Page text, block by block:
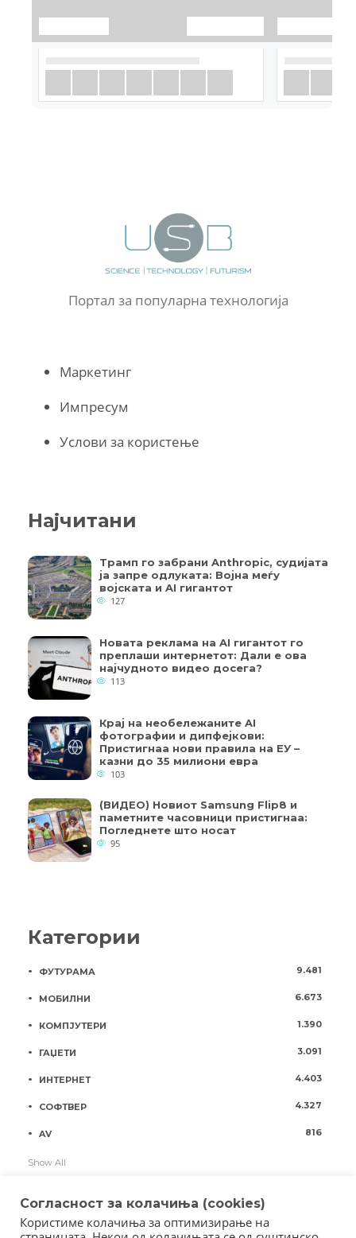
Портал за популарна технологија
Маркетинг
Импресум
Услови за користење
Најчитани
Трамп го забрани Anthropic, судијата
ја запре одлуката: Војна меѓу
војската и AI гигантот
127
Новата реклама на AI гигантот го
преплаши интернетот: Дали е ова
најчудното видео досега?
113
Крај на необележаните AI
фотографии и дипфејкови:
Пристигнаа нови правила на ЕУ –
казни до 35 милиони евра
103
(ВИДЕО) Новиот Samsung Flip8 и
паметните часовници пристигнаа:
Погледнете што носат
95
Категории
ФУТУРАМА 9.481
МОБИЛНИ 6.673
КОМПЈУТЕРИ 1.390
ГАЏЕТИ 3.091
ИНТЕРНЕТ 4.403
СОФТВЕР 4.327
AV 816
Show All
Согласност за колачиња (cookies)
Користиме колачиња за оптимизирање на